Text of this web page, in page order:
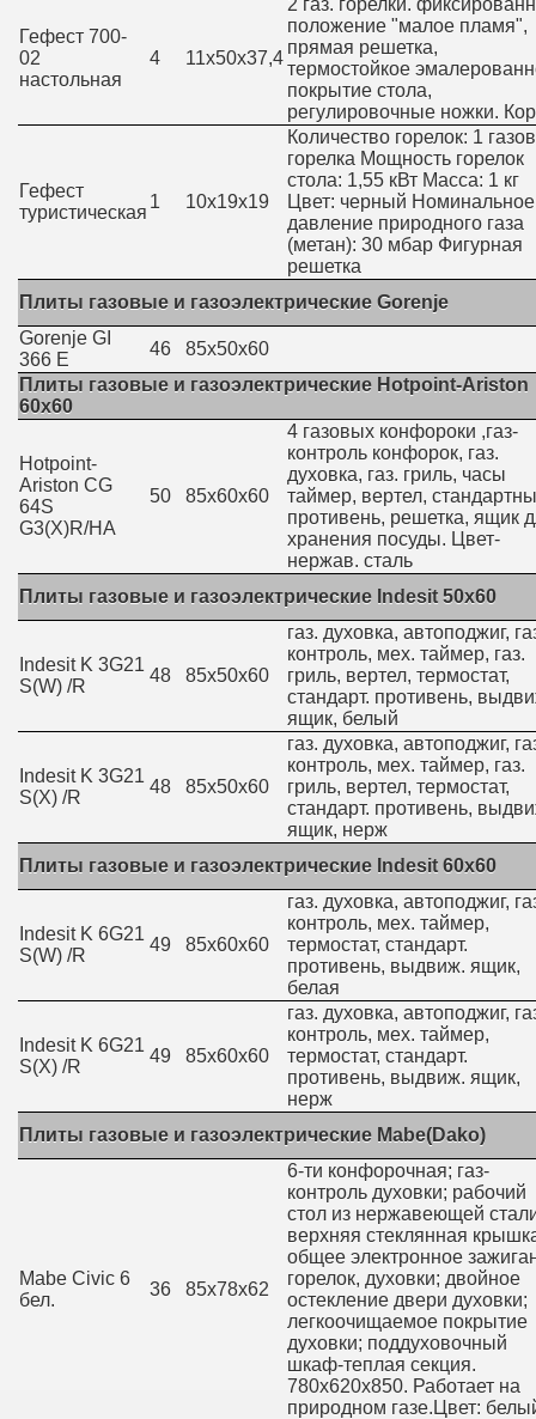
Гефест 700-
02
настольная
4 11х50х37,4
2 газ. горелки.
положение "малое пламя",
прямая решетка,
термостойкое
покрытие стола,
регулировочные ножки.
Гефест
туристическая
1 10х19х19
Количество горелок: 1
горелка Мощность горелок
стола: 1,55 кВт Масса: 1 кг
Цвет: черный Номинальное
давление природного газа
(метан): 30 мбар Фигурная
решетка
Плиты газовые и газоэлектрические Gorenje
Gorenje GI
366 E
46
85х50х60
Плиты газовые и газоэлектрические Hotpoint-Ariston
60x60
Hotpoint-
Ariston CG
64S
G3(X)R/HA
50 85х60х60
4 газовых конфороки ,газ-
контроль конфорок, газ.
духовка, газ. гриль, часы
таймер, вертел,
противень, решетка, ящик
хранения посуды. Цвет-
нержав. сталь
Плиты газовые и газоэлектрические Indesit 50x60
Indesit K 3G21
S(W) /R
48 85х50х60
газ. духовка, автоподжиг,
контроль, мех. таймер, газ.
гриль, вертел, термостат,
стандарт. противень,
ящик, белый
Indesit K 3G21
S(X) /R
48 85х50х60
газ. духовка, автоподжиг,
контроль, мех. таймер, газ.
гриль, вертел, термостат,
стандарт. противень,
ящик, нерж
Плиты газовые и газоэлектрические Indesit 60x60
Indesit K 6G21
S(W) /R
49 85х60х60
газ. духовка, автоподжиг,
контроль, мех. таймер,
термостат, стандарт.
противень, выдвиж. ящик,
белая
Indesit K 6G21
S(X) /R
49 85х60х60
газ. духовка, автоподжиг,
контроль, мех. таймер,
термостат, стандарт.
противень, выдвиж. ящик,
нерж
Плиты газовые и газоэлектрические Mabe(Dako)
Mabe Civic 6
бел.
36 85х78х62
6-ти конфорочная; газ-
контроль духовки; рабочий
стол из нержавеющей
верхняя стеклянная
общее электронное
горелок, духовки; двойное
остекление двери духовки;
легкоочищаемое покрытие
духовки; поддуховочный
шкаф-теплая секция.
780х620х850. Работает на
природном газе.Цвет: